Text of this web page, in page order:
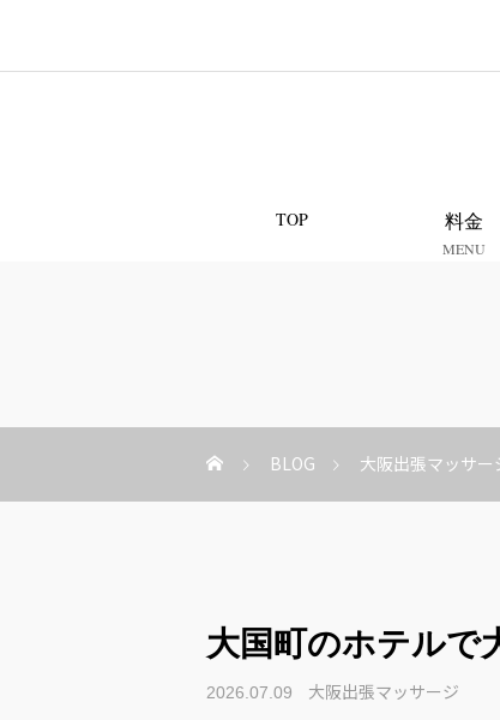
TOP 料金
MENU
BLOG 大阪出張マッサー
大国町のホテルで
2026.07.09 大阪出張マッサージ